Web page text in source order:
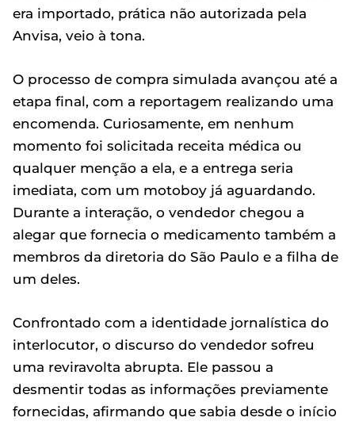
era importado, prática não autorizada pela
Anvisa, veio à tona.
O processo de compra simulada avançou até a
etapa final, com a reportagem realizando uma
encomenda. Curiosamente, em nenhum
momento foi solicitada receita médica ou
qualquer menção a ela, e a entrega seria
imediata, com um motoboy já aguardando.
Durante a interação, o vendedor chegou a
alegar que fornecia o medicamento também a
membros da diretoria do São Paulo e a filha de
um deles.
Confrontado com a identidade jornalística do
interlocutor, o discurso do vendedor sofreu
uma reviravolta abrupta. Ele passou a
desmentir todas as informações previamente
fornecidas, afirmando que sabia desde o início